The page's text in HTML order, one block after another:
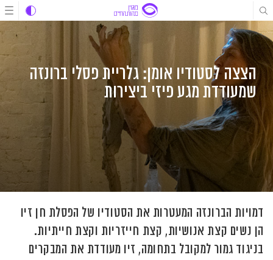
דלג
לתוכן
דלג
דלג
הצצה לסטודיו אומן: גלריית פסלי ברונזה
שמעודדת מגע פיזי ביצירות
דמויות הברונזה המעטרות את הסטודיו של הפסלת חן זיו
הן נשים קצת אנושיות, קצת חייזריות וקצת חייתיות.
בניגוד גמור למקובל בתחומה, זיו מעודדת את המבקרים